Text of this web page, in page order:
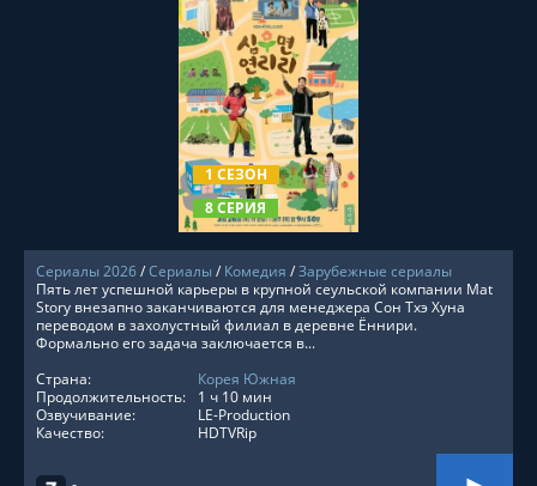
1 СЕЗОН
8 СЕРИЯ
СМОТРЕТЬ ОНЛАЙН
Сериалы 2026/Сериалы/ Комедия /Зарубежные сериалы
Пять лет успешной карьеры в крупной сеульской компании Mat
Story внезапно заканчиваются для менеджера Сон Тхэ Хуна
переводом в захолустный филиал в деревне Ённири.
Формально его задача заключается в...
Страна:
Корея Южная
Продолжительность:
1 ч 10 мин
Озвучивание:
LE-Production
Качество:
HDTVRip